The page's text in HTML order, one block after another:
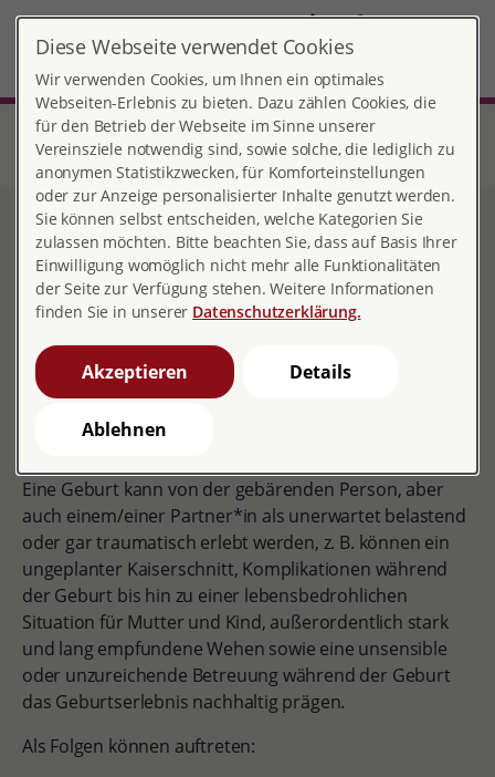
DE
Start Hessen
Beratungsstelle Friedrichsdorf
Belastende Erfahrungen in Schwangerschaft/Geburt
Belastende Geburtserlebnisse
Belastende
Geburtserlebnisse
Eine Geburt kann von der gebärenden Person, aber
auch einem/einer Partner*in als unerwartet belastend
oder gar traumatisch erlebt werden, z. B. können ein
ungeplanter Kaiserschnitt, Komplikationen während
der Geburt bis hin zu einer lebensbedrohlichen
Situation für Mutter und Kind, außerordentlich stark
und lang empfundene Wehen sowie eine unsensible
oder unzureichende Betreuung während der Geburt
das Geburtserlebnis nachhaltig prägen.
Als Folgen können auftreten:
Diese Webseite verwendet Cookies
Wir verwenden Cookies, um Ihnen ein optimales
Webseiten-Erlebnis zu bieten. Dazu zählen Cookies, die
für den Betrieb der Webseite im Sinne unserer
Vereinsziele notwendig sind, sowie solche, die lediglich zu
anonymen Statistikzwecken, für Komforteinstellungen
oder zur Anzeige personalisierter Inhalte genutzt werden.
Sie können selbst entscheiden, welche Kategorien Sie
zulassen möchten. Bitte beachten Sie, dass auf Basis Ihrer
Einwilligung womöglich nicht mehr alle Funktionalitäten
der Seite zur Verfügung stehen. Weitere Informationen
finden Sie in unserer Datenschutzerklärung.
Akzeptieren Details
Ablehnen